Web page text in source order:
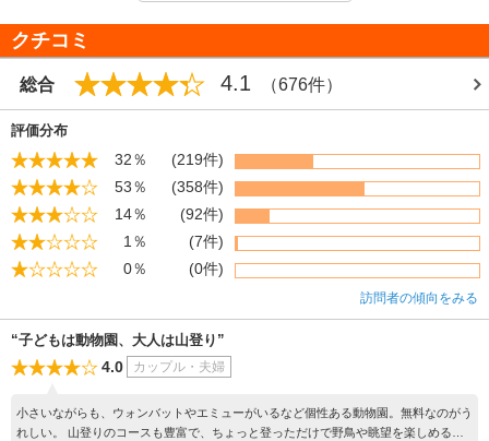
入場料が無料ながらオーストラリアの珍獣ウォンバットやワラビーを見ること
ができるということで人気を集めている。毎年4月上旬の土・日には、公園広場
や動物園を中心に「さくらまつり」が催される。夏には、江戸時代からつづく
「がんがら火祭り」の舞台のひとつにもなっている。
【料金】 入園無料
クチコミ
総合 4.1 （676件）
評価分布
32％
(219件)
53％
(358件)
14％
(92件)
1％
(7件)
0％
(0件)
訪問者の傾向をみる
“子どもは動物園、大人は山登り”
4.0 カップル・夫婦
小さいながらも、ウォンバットやエミューがいるなど個性ある動物園。無料なのがう
れしい。 山登りのコースも豊富で、ちょっと登っただけで野鳥や眺望を楽しめる。